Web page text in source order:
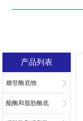
产品列表
糖苷酶底物
酯酶和脂肪酶底